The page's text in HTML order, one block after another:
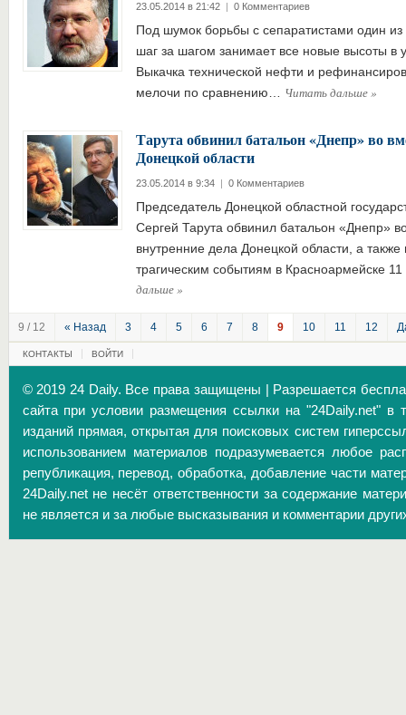
23.05.2014 в 21:42 | 0 Комментариев
Под шумок борьбы с сепаратистами один из
шаг за шагом занимает все новые высоты в
Выкачка технической нефти и
мелочи по сравнению… Читать дальше»
Тарута обвинил батальон «Днепр» во
Донецкой области
23.05.2014 в 9:34 | 0 Комментариев
Председатель Донецкой областной
Сергей Тарута обвинил батальон «Днепр»
внутренние дела Донецкой области, а также
трагическим событиям в Красноармейске
дальше»
9 / 12 « Назад 3 4 5 6 7 8 9 10 11 12
КОНТАКТЫ ВОЙТИ
© 2019 24 Daily. Все права защищены | Разрешается
сайта при условии размещения ссылки на "24Daily.net" в
изданий прямая, открытая для поисковых систем
использованием материалов подразумевается любое
републикация, перевод, обработка, добавление части
24Daily.net не несёт ответственности за содержание
не является и за любые высказывания и комментарии